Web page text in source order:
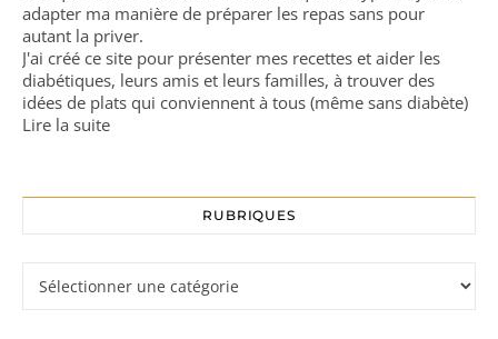
adapter ma manière de préparer les repas sans pour
autant la priver.
J'ai créé ce site pour présenter mes recettes et aider les
diabétiques, leurs amis et leurs familles, à trouver des
idées de plats qui conviennent à tous (même sans diabète)
Lire la suite
RUBRIQUES